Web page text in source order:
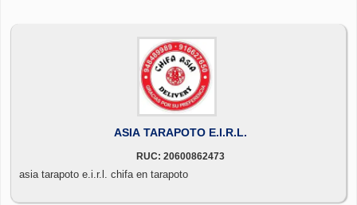
ASIA TARAPOTO E.I.R.L.
RUC: 20600862473
asia tarapoto e.i.r.l. chifa en tarapoto